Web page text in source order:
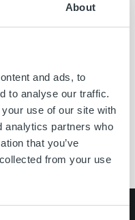
About
and ads, to
to analyse our traffic.
use of our site with
analytics partners who
that you’ve
from your use
Energia -